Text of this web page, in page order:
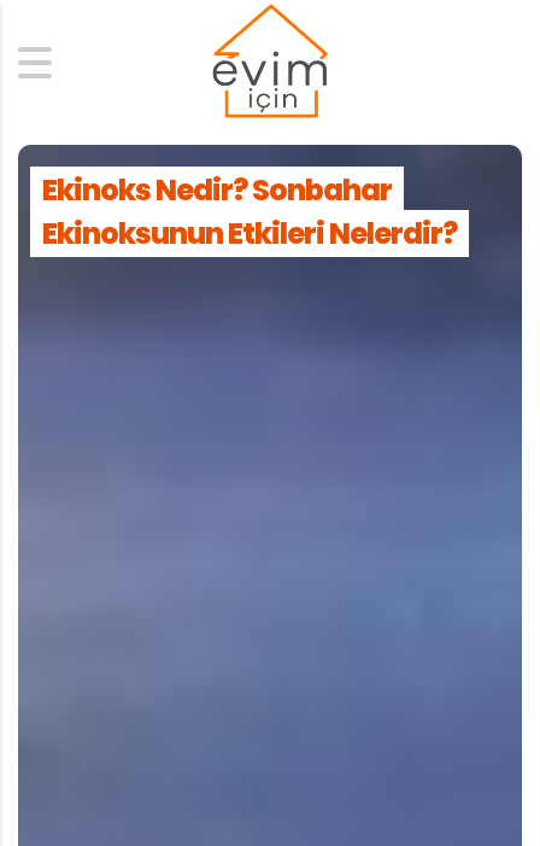
Search
Ekinoks Nedir? Sonbahar
Ekinoksunun Etkileri Nelerdir?